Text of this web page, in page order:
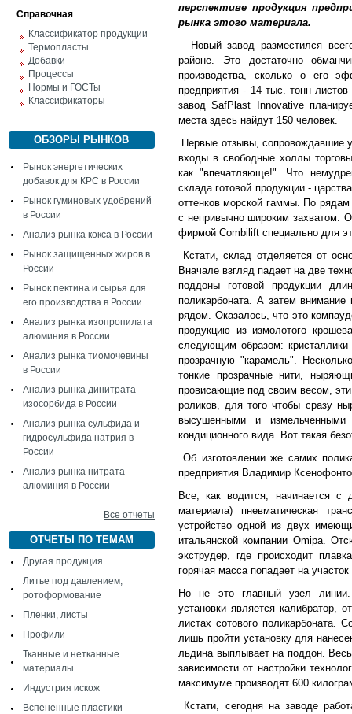
Справочная
Классификатор продукции
Термопласты
Добавки
Процессы
Нормы и ГОСТы
Классификаторы
ОБЗОРЫ РЫНКОВ
Рынок энергетических
добавок для КРС в России
Рынок гуминовых удобрений
в России
Анализ рынка кокса в России
Рынок защищенных жиров в
России
Рынок пектина и сырья для
его производства в России
Анализ рынка изопропилата
алюминия в России
Анализ рынка тиомочевины
в России
Анализ рынка динитрата
изосорбида в России
Анализ рынка сульфида и
гидросульфида натрия в
России
Анализ рынка нитрата
алюминия в России
Все отчеты
ОТЧЕТЫ ПО ТЕМАМ
Другая продукция
Литье под давлением,
ротоформование
Пленки, листы
Профили
Тканные и нетканные
материалы
Индустрия искож
Вспененные пластики
перспективе продукция
рынка этого материала.
Новый завод разместился
районе. Это достаточно
производства, сколько о его
предприятия - 14 тыс. тонн
завод SafPlast Innovative
места здесь найдут 150 человек.
Первые отзывы, сопровождавшие
входы в свободные холлы
как "впечатляюще!". Что
склада готовой продукции -
оттенков морской гаммы. По рядам
с непривычно широким захватом.
фирмой Combilift специально для
Кстати, склад отделяется от
Вначале взгляд падает на две
поддоны готовой продукции
поликарбоната. А затем внимание
рядом. Оказалось, что это
продукцию из измолотого
следующим образом:
прозрачную "карамель".
тонкие прозрачные нити,
провисающие под своим весом, эти
роликов, для того чтобы сразу
высушенными и
кондиционного вида. Вот такая
Об изготовлении же самих
предприятия Владимир
Все, как водится, начинается с
материала) пневматическая
устройство одной из двух
итальянской компании Omipa.
экструдер, где происходит
горячая масса попадает на
Но не это главный узел
установки является калибратор,
листах сотового поликарбоната.
лишь пройти установку для
льдина выплывает на поддон.
зависимости от настройки
максимуме производят 600
Кстати, сегодня на заводе